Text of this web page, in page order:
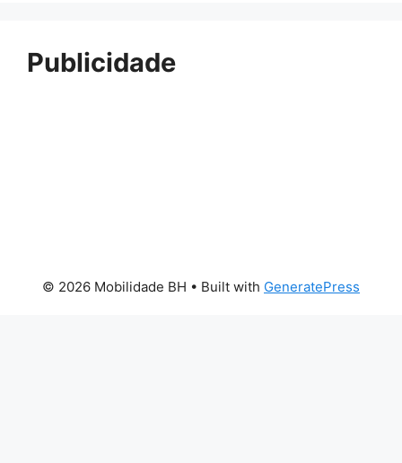
Publicidade
© 2026 Mobilidade BH • Built with GeneratePress